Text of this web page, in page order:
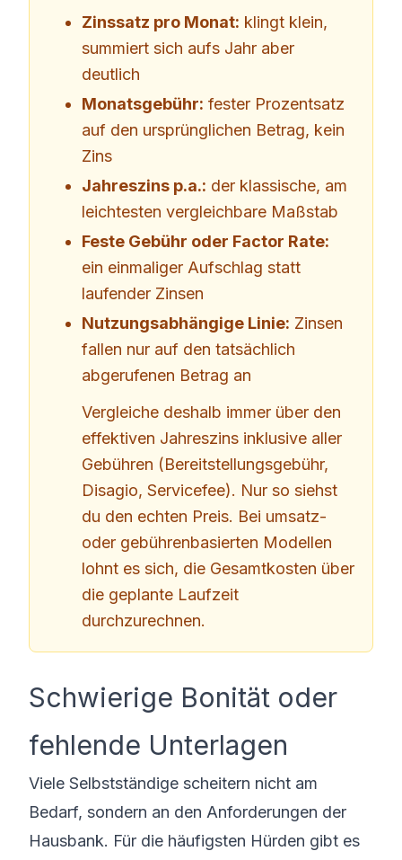
Zinssatz pro Monat: klingt klein,
summiert sich aufs Jahr aber
deutlich
Monatsgebühr: fester Prozentsatz
auf den ursprünglichen Betrag, kein
Zins
Jahreszins p.a.: der klassische, am
leichtesten vergleichbare Maßstab
Feste Gebühr oder Factor Rate:
ein einmaliger Aufschlag statt
laufender Zinsen
Nutzungsabhängige Linie: Zinsen
fallen nur auf den tatsächlich
abgerufenen Betrag an
Vergleiche deshalb immer über den
effektiven Jahreszins inklusive aller
Gebühren (Bereitstellungsgebühr,
Disagio, Servicefee). Nur so siehst
du den echten Preis. Bei umsatz-
oder gebührenbasierten Modellen
lohnt es sich, die Gesamtkosten über
die geplante Laufzeit
durchzurechnen.
Schwierige Bonität oder
fehlende Unterlagen
Viele Selbstständige scheitern nicht am
Bedarf, sondern an den Anforderungen der
Hausbank. Für die häufigsten Hürden gibt es